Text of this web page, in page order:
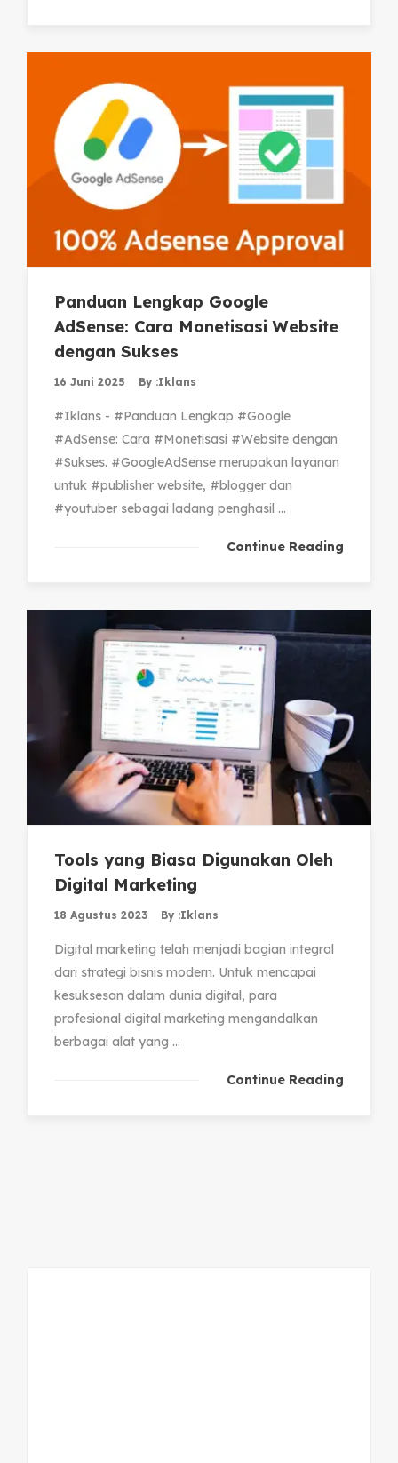
Panduan Lengkap Google
AdSense: Cara Monetisasi Website
dengan Sukses
16 Juni 2025 By :Iklans
#Iklans - #Panduan Lengkap #Google
#AdSense: Cara #Monetisasi #Website dengan
#Sukses. #GoogleAdSense merupakan layanan
untuk #publisher website, #blogger dan
#youtuber sebagai ladang penghasil ...
Continue Reading
Tools yang Biasa Digunakan Oleh
Digital Marketing
18 Agustus 2023 By :Iklans
Digital marketing telah menjadi bagian integral
dari strategi bisnis modern. Untuk mencapai
kesuksesan dalam dunia digital, para
profesional digital marketing mengandalkan
berbagai alat yang ...
Continue Reading